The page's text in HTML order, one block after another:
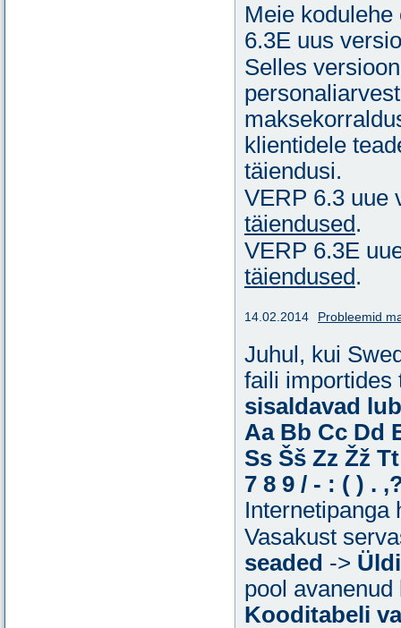
Meie
6.3E uus
Selles
klientidele
täiendusi.
VERP 6.3 uue
täiendused.
VERP 6.3E
täiendused.
14.02.2014 Probleemid
Juhul, kui
faili
sisaldavad
Aa Bb Cc Dd
Ss Šš Zz Žž
7 8 9 / - : ( ) .
Internetipanga
Vasakust
seaded ->
pool
Kooditabeli